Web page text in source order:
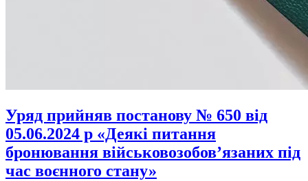
Уряд прийняв постанову № 650 від
05.06.2024 р «Деякі питання
бронювання військовозобов’язаних під
час воєнного стану»